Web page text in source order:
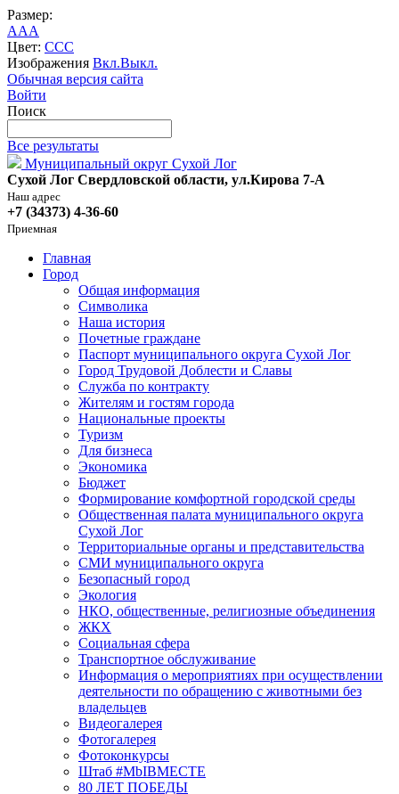
Размер:
AAA
Цвет: CCC
Изображения Вкл.Выкл.
Обычная версия сайта
Войти
Поиск
Все результаты
Муниципальный округ Сухой Лог
Сухой Лог Свердловской области, ул.Кирова 7-А
Наш адрес
+7 (34373) 4-36-60
Приемная
Главная
Город
Общая информация
Символика
Наша история
Почетные граждане
Паспорт муниципального округа Сухой Лог
Город Трудовой Доблести и Славы
Служба по контракту
Жителям и гостям города
Национальные проекты
Туризм
Для бизнеса
Экономика
Бюджет
Формирование комфортной городской среды
Общественная палата муниципального округа
Сухой Лог
Территориальные органы и представительства
СМИ муниципального округа
Безопасный город
Экология
НКО, общественные, религиозные объединения
ЖКХ
Социальная сфера
Транспортное обслуживание
Информация о мероприятиях при осуществлении
деятельности по обращению с животными без
владельцев
Видеогалерея
Фотогалерея
Фотоконкурсы
Штаб #MbIBMECTE
80 ЛЕТ ПОБЕДЫ